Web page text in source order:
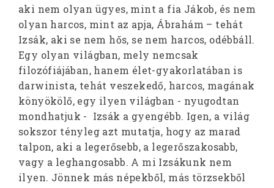
aki nem olyan ügyes, mint a fia Jákob, és nem
olyan harcos, mint az apja, Ábrahám – tehát
Izsák, aki se nem hős, se nem harcos, odébbáll.
Egy olyan világban, mely nemcsak
filozófiájában, hanem élet-gyakorlatában is
darwinista, tehát veszekedő, harcos, magának
könyökölő, egy ilyen világban - nyugodtan
mondhatjuk - Izsák a gyengébb. Igen, a világ
sokszor tényleg azt mutatja, hogy az marad
talpon, aki a legerősebb, a legerőszakosabb,
vagy a leghangosabb. A mi Izsákunk nem
ilyen. Jönnek más népekből, más törzsekből